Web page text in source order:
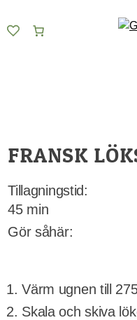
to
FRANSK
Tillagningstid:
45 min
Gör såhär:
Värm ugnen till
Skala och skiva